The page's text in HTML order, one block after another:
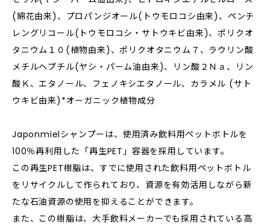
(綿花由来)、プロパンジオール(トウモロコシ由来)、ペンチ
レングリコール(トウモロコシ・サトウキビ由来)、ポリクオ
タニウム１０(植物由来)、ポリクオタニウム７、ラウリン酸
メチルヘプチル(ヤシ・パーム油由来)、リン酸２Ｎａ、リン
酸Ｋ、エタノール、フェノキシエタノール、カラメル (サト
ウキビ由来)*オーガニック植物成分
Japonmielシャンプーは、使用済み飲料用ペットボトルを
100％再利用した「再生PET」容器を採用しています。
この再生PET樹脂は、すでに使用された飲料用ペットボトル
をリサイクルして作られており、資源を有効活用しながら新
たな石油資源の使用を抑えることができます。
また、この樹脂は、大手飲料メーカーでも採用されている高